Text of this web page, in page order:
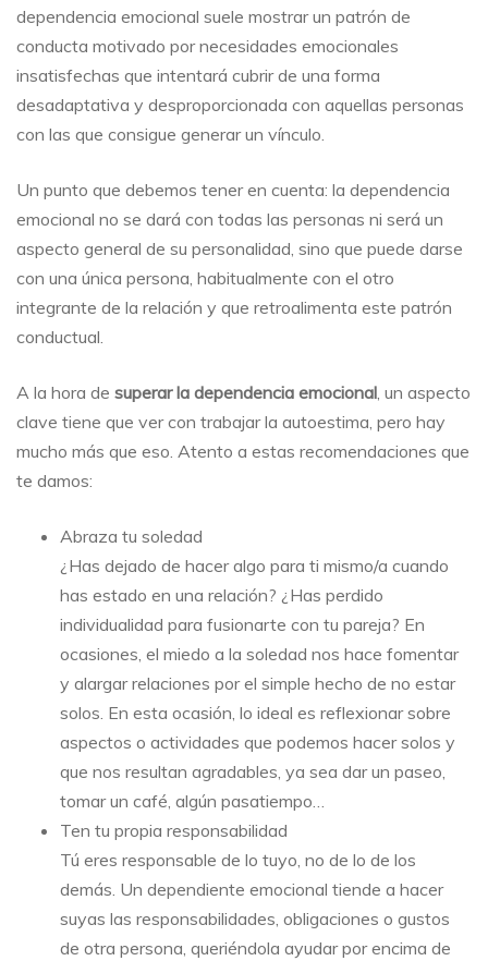
dependencia emocional suele mostrar un patrón de
conducta motivado por necesidades emocionales
insatisfechas que intentará cubrir de una forma
desadaptativa y desproporcionada con aquellas personas
con las que consigue generar un vínculo.
Un punto que debemos tener en cuenta: la dependencia
emocional no se dará con todas las personas ni será un
aspecto general de su personalidad, sino que puede darse
con una única persona, habitualmente con el otro
integrante de la relación y que retroalimenta este patrón
conductual.
A la hora de superar la dependencia emocional, un aspecto
clave tiene que ver con trabajar la autoestima, pero hay
mucho más que eso. Atento a estas recomendaciones que
te damos:
Abraza tu soledad
¿Has dejado de hacer algo para ti mismo/a cuando
has estado en una relación? ¿Has perdido
individualidad para fusionarte con tu pareja? En
ocasiones, el miedo a la soledad nos hace fomentar
y alargar relaciones por el simple hecho de no estar
solos. En esta ocasión, lo ideal es reflexionar sobre
aspectos o actividades que podemos hacer solos y
que nos resultan agradables, ya sea dar un paseo,
tomar un café, algún pasatiempo…
Ten tu propia responsabilidad
Tú eres responsable de lo tuyo, no de lo de los
demás. Un dependiente emocional tiende a hacer
suyas las responsabilidades, obligaciones o gustos
de otra persona, queriéndola ayudar por encima de